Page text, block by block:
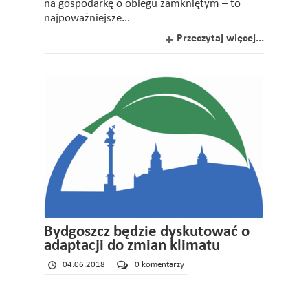
na gospodarkę o obiegu zamkniętym – to
najpoważniejsze...
Przeczytaj więcej...
Bydgoszcz będzie dyskutować o
adaptacji do zmian klimatu
04.06.2018 0 komentarzy